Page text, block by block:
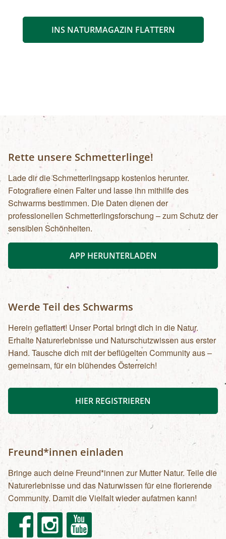
INS NATURMAGAZIN FLATTERN
Rette unsere Schmetterlinge!
Lade dir die Schmetterlingsapp kostenlos herunter.
Fotografiere einen Falter und lasse ihn mithilfe des
Schwarms bestimmen. Die Daten dienen der
professionellen Schmetterlingsforschung – zum Schutz der
sensiblen Schönheiten.
APP HERUNTERLADEN
Werde Teil des Schwarms
Herein geflattert! Unser Portal bringt dich in die Natur.
Erhalte Naturerlebnisse und Naturschutzwissen aus erster
Hand. Tausche dich mit der beflügelten Community aus –
gemeinsam, für ein blühendes Österreich!
HIER REGISTRIEREN
Freund*innen einladen
Bringe auch deine Freund*innen zur Mutter Natur. Teile die
Naturerlebnisse und das Naturwissen für eine florierende
Community. Damit die Vielfalt wieder aufatmen kann!
FacebookInstagram Youtube